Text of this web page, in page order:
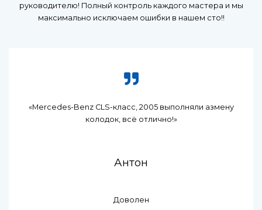
руководителю! Полный контроль каждого мастера и мы
максимально исключаем ошибки в нашем сто!!
«Mercedes-Benz CLS-класс, 2005 выполняли азмену
колодок, всё отлично!»
Антон
Доволен